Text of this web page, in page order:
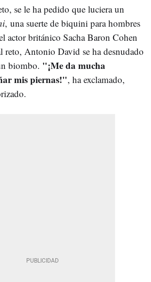
se le ha pedido que luciera un
, una suerte de biquini para hombres
actor británico Sacha Baron Cohen
reto, Antonio David se ha desnudado
biombo. "¡Me da mucha
mis piernas!", ha exclamado,